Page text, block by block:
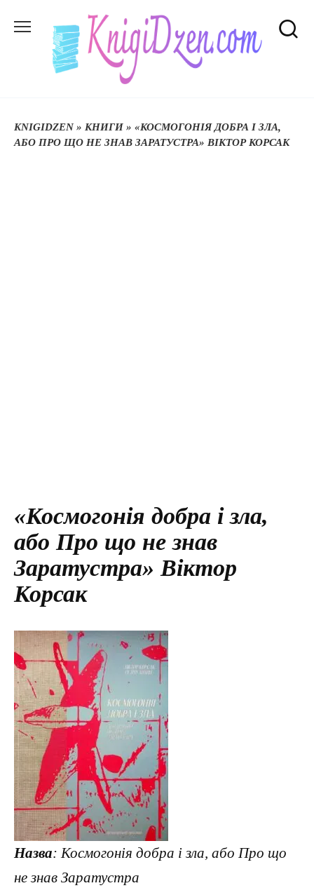
до
KNIGIDZEN» КНИГИ » «КОСМОГОНІЯ ДОБРА І ЗЛА,
АБО ПРО ЩО НЕ ЗНАВ ЗАРАТУСТРА» ВІКТОР КОРСАК
«Космогонія добра і зла,
або Про що не знав
Заратустра» Віктор
Корсак
Назва: Космогонія добра і зла, або Про що
не знав Заратустра